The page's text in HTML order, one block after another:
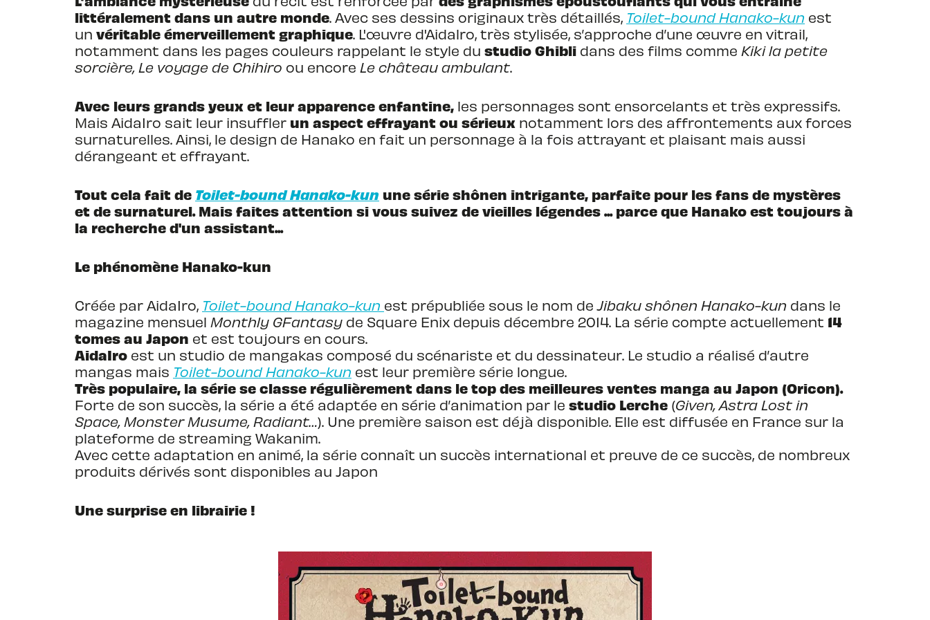
littéralement dans un autre monde. Avec ses dessins originaux très détaillés, Toilet-bound Hanako-kun est
un véritable émerveillement graphique. L'œuvre d'Aidalro, très stylisée, s’approche d’une œuvre en vitrail,
notamment dans les pages couleurs rappelant le style du studio Ghibli dans des films comme Kiki la petite
sorcière, Le voyage de Chihiro ou encore Le château ambulant.
Avec leurs grands yeux et leur apparence enfantine, les personnages sont ensorcelants et très expressifs.
Mais AidaIro sait leur insuffler un aspect effrayant ou sérieux notamment lors des affrontements aux forces
surnaturelles. Ainsi, le design de Hanako en fait un personnage à la fois attrayant et plaisant mais aussi
dérangeant et effrayant.
Tout cela fait de Toilet-bound Hanako-kun une série shônen intrigante, parfaite pour les fans de mystères
et de surnaturel. Mais faites attention si vous suivez de vieilles légendes ... parce que Hanako est toujours à
la recherche d'un assistant...
Le phénomène Hanako-kun
Créée par AidaIro, Toilet-bound Hanako-kun est prépubliée sous le nom deJibaku shônen Hanako-kun dans le
magazine mensuel Monthly GFantasy de Square Enix depuis décembre 2014. La série compte actuellement 14
tomes au Japon et est toujours en cours.
AidaIro est un studio de mangakas composé du scénariste et du dessinateur. Le studio a réalisé d’autre
mangas mais Toilet-bound Hanako-kun est leur première série longue.
Très populaire, la série se classe régulièrement dans le top des meilleures ventes manga au Japon (Oricon).
Forte de son succès, la série a été adaptée en série d’animation par le studio Lerche (Given, Astra Lost in
Space, Monster Musume, Radiant…). Une première saison est déjà disponible. Elle est diffusée en France sur la
plateforme de streaming Wakanim.
Avec cette adaptation en animé, la série connaît un succès international et preuve de ce succès, de nombreux
produits dérivés sont disponibles au Japon
Une surprise en librairie !